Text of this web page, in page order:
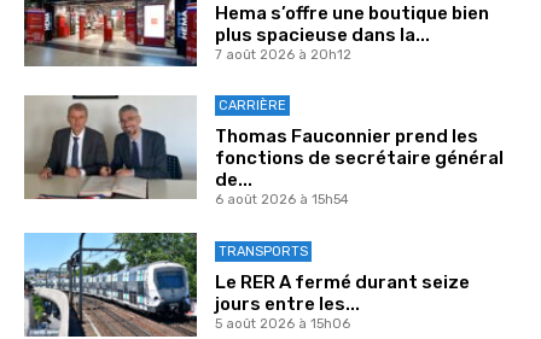
Hema s’offre une boutique bien
plus spacieuse dans la...
7 août 2026 à 20h12
CARRIÈRE
Thomas Fauconnier prend les
fonctions de secrétaire général
de...
6 août 2026 à 15h54
TRANSPORTS
Le RER A fermé durant seize
jours entre les...
5 août 2026 à 15h06